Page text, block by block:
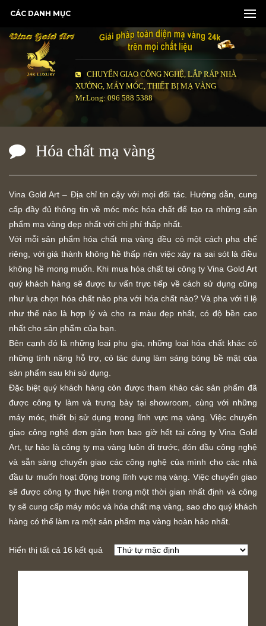
CÁC DANH MỤC
CHUYỂN GIAO CÔNG NGHỆ, LẮP RÁP NHÀ
XƯỞNG, MÁY MÓC, THIẾT BỊ MẠ VÀNG
Mr.Long: 096 588 5388
Hóa chất mạ vàng
Vina Gold Art – Địa chỉ tin cậy với mọi đối tác. Hướng dẫn, cung
cấp đầy đủ thông tin về móc móc hóa chất để tạo ra những sản
phẩm mạ vàng đẹp nhất với chi phí thấp nhất.
Với mỗi sản phẩm hóa chất mạ vàng đều có một cách pha chế
riêng, với giá thành không hề thấp nên việc xảy ra sai sót là điều
không hề mong muốn. Khi mua hóa chất tại công ty Vina Gold Art
quý khách hàng sẽ được tư vấn trực tiếp về cách sử dụng cũng
như lựa chọn hóa chất nào pha với hóa chất nào? Và pha với tỉ lệ
như thế nào là hợp lý và cho ra màu đẹp nhất, có độ bền cao
nhất cho sản phẩm của bạn.
Bên cạnh đó là những loại phụ gia, những loại hóa chất khác có
những tính năng hỗ trợ, có tác dụng làm sáng bóng bề mặt của
sản phẩm sau khi sử dụng.
Đặc biệt quý khách hàng còn được tham khảo các sản phẩm đã
được công ty làm và trưng bày tại showroom, cùng với những
máy móc, thiết bị sử dụng trong lĩnh vực mạ vàng. Việc chuyển
giao công nghệ đơn giản hơn bao giờ hết tại công ty Vina Gold
Art, tự hào là công ty mạ vàng luôn đi trước, đón đầu công nghệ
và sẵn sàng chuyển giao các công nghệ của mình cho các nhà
đầu tư muốn hoạt động trong lĩnh vực mạ vàng. Việc chuyển giao
sẽ được công ty thực hiện trong một thời gian nhất định và công
ty sẽ cung cấp máy móc và hóa chất mạ vàng, sao cho quý khách
hàng có thể làm ra một sản phẩm mạ vàng hoàn hảo nhất.
Hiển thị tất cả 16 kết quả